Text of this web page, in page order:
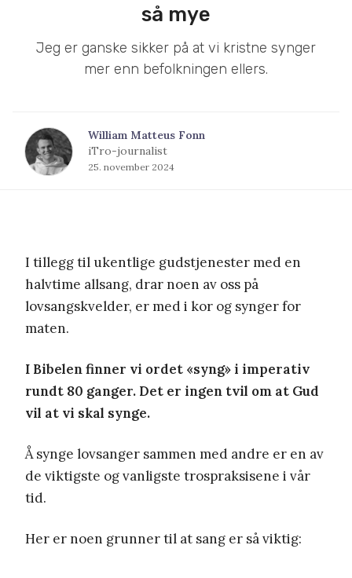
så mye
Jeg er ganske sikker på at vi kristne synger
mer enn befolkningen ellers.
William Matteus Fonn
iTro-journalist
25. november 2024
I tillegg til ukentlige gudstjenester med en
halvtime allsang, drar noen av oss på
lovsangskvelder, er med i kor og synger for
maten.
I Bibelen finner vi ordet «syng» i imperativ
rundt 80 ganger. Det er ingen tvil om at Gud
vil at vi skal synge.
Å synge lovsanger sammen med andre er en av
de viktigste og vanligste trospraksisene i vår
tid.
Her er noen grunner til at sang er så viktig: